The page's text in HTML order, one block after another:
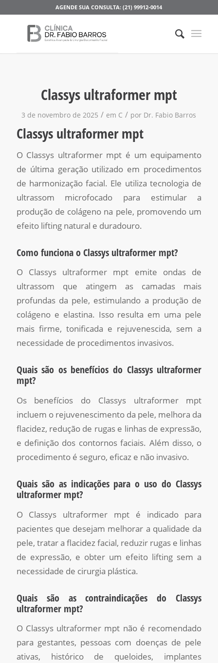
AGENDE SUA CONSULTA: (21) 99912-0014
Classys ultraformer mpt
3 de novembro de 2025 / em C / por Dr. Fabio Barros
Classys ultraformer mpt
O Classys ultraformer mpt é um equipamento
de última geração utilizado em procedimentos
de harmonização facial. Ele utiliza tecnologia de
ultrassom microfocado para estimular a
produção de colágeno na pele, promovendo um
efeito lifting natural e duradouro.
Como funciona o Classys ultraformer mpt?
O Classys ultraformer mpt emite ondas de
ultrassom que atingem as camadas mais
profundas da pele, estimulando a produção de
colágeno e elastina. Isso resulta em uma pele
mais firme, tonificada e rejuvenescida, sem a
necessidade de procedimentos invasivos.
Quais são os benefícios do Classys ultraformer
mpt?
Os benefícios do Classys ultraformer mpt
incluem o rejuvenescimento da pele, melhora da
flacidez, redução de rugas e linhas de expressão,
e definição dos contornos faciais. Além disso, o
procedimento é seguro, eficaz e não invasivo.
Quais são as indicações para o uso do Classys
ultraformer mpt?
O Classys ultraformer mpt é indicado para
pacientes que desejam melhorar a qualidade da
pele, tratar a flacidez facial, reduzir rugas e linhas
de expressão, e obter um efeito lifting sem a
necessidade de cirurgia plástica.
Quais são as contraindicações do Classys
ultraformer mpt?
O Classys ultraformer mpt não é recomendado
para gestantes, pessoas com doenças de pele
ativas, histórico de queloides, implantes